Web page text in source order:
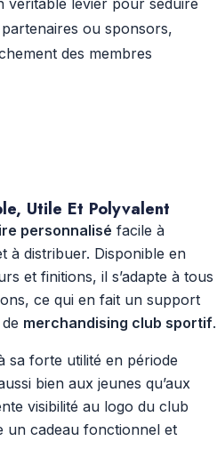
véritable levier pour séduire
ou sponsors,
des membres
Utile Et Polyvalent
personnalisé facile à
à distribuer. Disponible en
et finitions, il s’adapte à tous
ce qui en fait un support
merchandising club sportif.
sa forte utilité en période
bien aux jeunes qu’aux
visibilité au logo du club
un cadeau fonctionnel et